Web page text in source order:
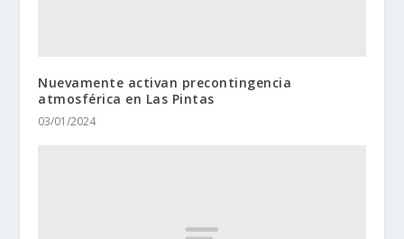
Nuevamente activan precontingencia
atmosférica en Las Pintas
03/01/2024